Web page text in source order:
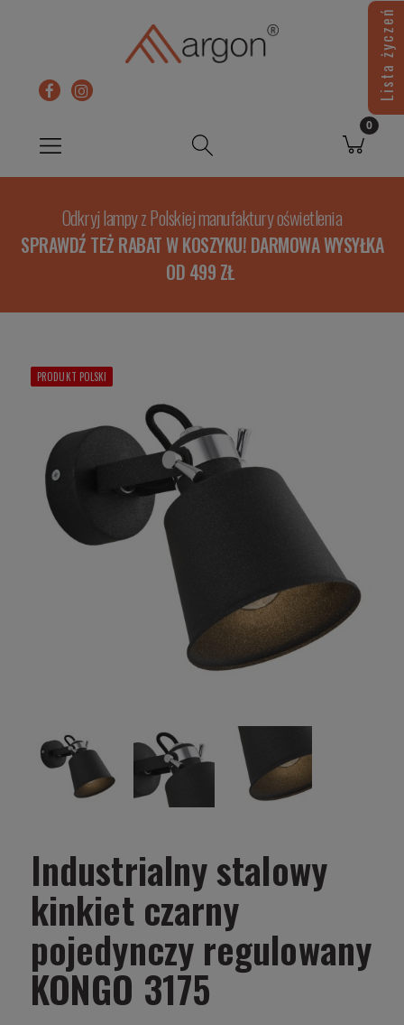
Odkryj lampy z Polskiej manufaktury oświetlenia
SPRAWDŹ TEŻ RABAT W KOSZYKU! DARMOWA WYSYŁKA
OD 499 ZŁ
PRODUKT POLSKI
Industrialny stalowy
kinkiet czarny
pojedynczy regulowany
KONGO 3175
Lista życzeń